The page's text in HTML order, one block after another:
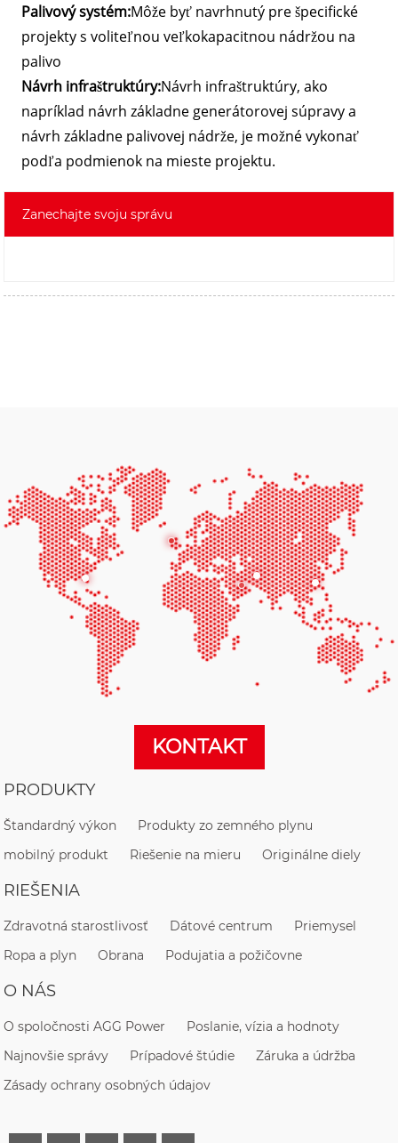
Palivový systém:Môže byť navrhnutý pre špecifické
projekty s voliteľnou veľkokapacitnou nádržou na
palivo
Návrh infraštruktúry:Návrh infraštruktúry, ako
napríklad návrh základne generátorovej súpravy a
návrh základne palivovej nádrže, je možné vykonať
podľa podmienok na mieste projektu.
Zanechajte svoju správu
KONTAKT
PRODUKTY
Štandardný výkon
Produkty zo zemného plynu
mobilný produkt
Riešenie na mieru Originálne diely
RIEŠENIA
Zdravotná starostlivosť Dátové centrum
Priemysel
Ropa a plyn
Obrana Podujatia a požičovne
O NÁS
O spoločnosti AGG Power
Poslanie, vízia a hodnoty
Najnovšie správy
Prípadové štúdie
Záruka a údržba
Zásady ochrany osobných údajov